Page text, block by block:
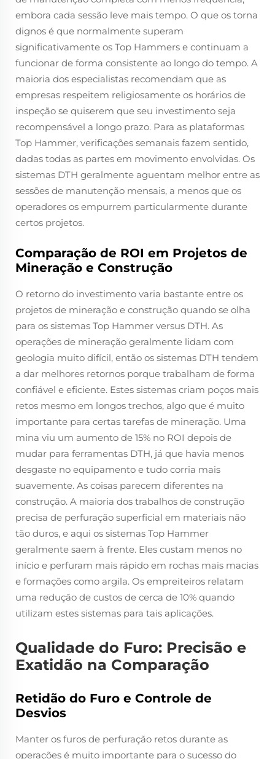
embora cada sessão leve mais tempo. O que os torna
dignos é que normalmente superam
significativamente os Top Hammers e continuam a
funcionar de forma consistente ao longo do tempo. A
maioria dos especialistas recomendam que as
empresas respeitem religiosamente os horários de
inspeção se quiserem que seu investimento seja
recompensável a longo prazo. Para as plataformas
Top Hammer, verificações semanais fazem sentido,
dadas todas as partes em movimento envolvidas. Os
sistemas DTH geralmente aguentam melhor entre as
sessões de manutenção mensais, a menos que os
operadores os empurrem particularmente durante
certos projetos.
Comparação de ROI em Projetos de
Mineração e Construção
O retorno do investimento varia bastante entre os
projetos de mineração e construção quando se olha
para os sistemas Top Hammer versus DTH. As
operações de mineração geralmente lidam com
geologia muito difícil, então os sistemas DTH tendem
a dar melhores retornos porque trabalham de forma
confiável e eficiente. Estes sistemas criam poços mais
retos mesmo em longos trechos, algo que é muito
importante para certas tarefas de mineração. Uma
mina viu um aumento de 15% no ROI depois de
mudar para ferramentas DTH, já que havia menos
desgaste no equipamento e tudo corria mais
suavemente. As coisas parecem diferentes na
construção. A maioria dos trabalhos de construção
precisa de perfuração superficial em materiais não
tão duros, e aqui os sistemas Top Hammer
geralmente saem à frente. Eles custam menos no
início e perfuram mais rápido em rochas mais macias
e formações como argila. Os empreiteiros relatam
uma redução de custos de cerca de 10% quando
utilizam estes sistemas para tais aplicações.
Qualidade do Furo: Precisão e
Exatidão na Comparação
Retidão do Furo e Controle de
Desvios
Manter os furos de perfuração retos durante as
operações é muito importante para o sucesso do